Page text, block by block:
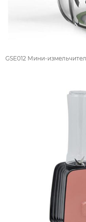
GSE012 Мини-